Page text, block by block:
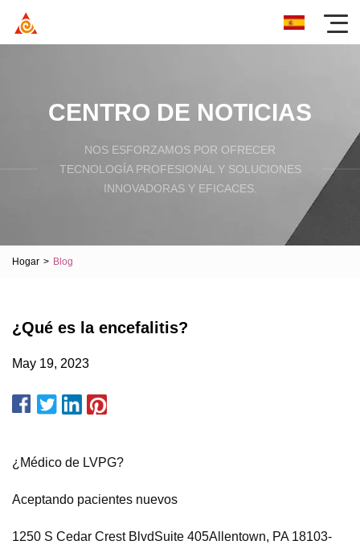
CENTRO DE NOTICIAS
NOS ESFORZAMOS POR OFRECER
TECNOLOGÍA PROFESIONAL Y SOLUCIONES
INNOVADORAS Y EFICACES.
Hogar > Blog
¿Qué es la encefalitis?
May 19, 2023
¿Médico de LVPG?
Aceptando pacientes nuevos
1250 S Cedar Crest BlvdSuite 405Allentown, PA 18103-